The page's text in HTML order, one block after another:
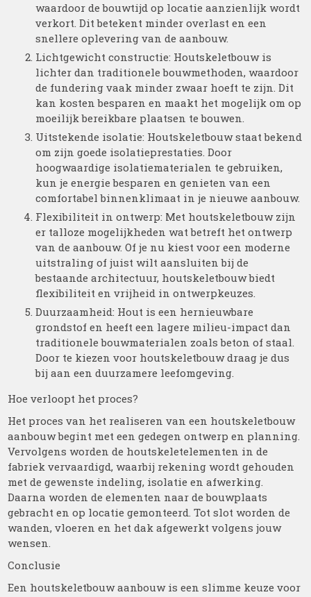
waardoor de bouwtijd op locatie aanzienlijk wordt
verkort. Dit betekent minder overlast en een
snellere oplevering van de aanbouw.
Lichtgewicht constructie: Houtskeletbouw is
lichter dan traditionele bouwmethoden, waardoor
de fundering vaak minder zwaar hoeft te zijn. Dit
kan kosten besparen en maakt het mogelijk om op
moeilijk bereikbare plaatsen te bouwen.
Uitstekende isolatie: Houtskeletbouw staat bekend
om zijn goede isolatieprestaties. Door
hoogwaardige isolatiematerialen te gebruiken,
kun je energie besparen en genieten van een
comfortabel binnenklimaat in je nieuwe aanbouw.
Flexibiliteit in ontwerp: Met houtskeletbouw zijn
er talloze mogelijkheden wat betreft het ontwerp
van de aanbouw. Of je nu kiest voor een moderne
uitstraling of juist wilt aansluiten bij de
bestaande architectuur, houtskeletbouw biedt
flexibiliteit en vrijheid in ontwerpkeuzes.
Duurzaamheid: Hout is een hernieuwbare
grondstof en heeft een lagere milieu-impact dan
traditionele bouwmaterialen zoals beton of staal.
Door te kiezen voor houtskeletbouw draag je dus
bij aan een duurzamere leefomgeving.
Hoe verloopt het proces?
Het proces van het realiseren van een houtskeletbouw
aanbouw begint met een gedegen ontwerp en planning.
Vervolgens worden de houtskeletelementen in de
fabriek vervaardigd, waarbij rekening wordt gehouden
met de gewenste indeling, isolatie en afwerking.
Daarna worden de elementen naar de bouwplaats
gebracht en op locatie gemonteerd. Tot slot worden de
wanden, vloeren en het dak afgewerkt volgens jouw
wensen.
Conclusie
Een houtskeletbouw aanbouw is een slimme keuze voor